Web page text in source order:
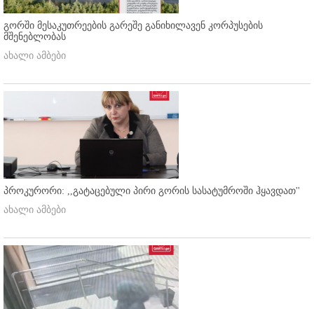
გორში მესაკუთრეების გარეშე განიხილავენ კორპუსების
მშენებლობას
ახალი ამბები
პროკურორი: ,,გატაცებული პირი გორის სასატუმროში ჰყავდათ''
ახალი ამბები